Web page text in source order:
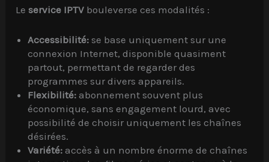
Le service IPTV bouleverse ces modalités :
Accessibilité: se base uniquement sur une
connexion Internet, disponible quasiment
partout, permettant de regarder des
programmes sur divers appareils.
Flexibilité: abonnement souvent plus
économique, sans engagement lourd, avec
possibilité de choisir uniquement les chaînes
désirées.
Variété: accès à un nombre énorme de chaînes